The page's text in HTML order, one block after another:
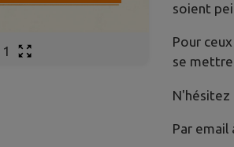
1
soient
Pour
se mettre
N'hésitez
Par email